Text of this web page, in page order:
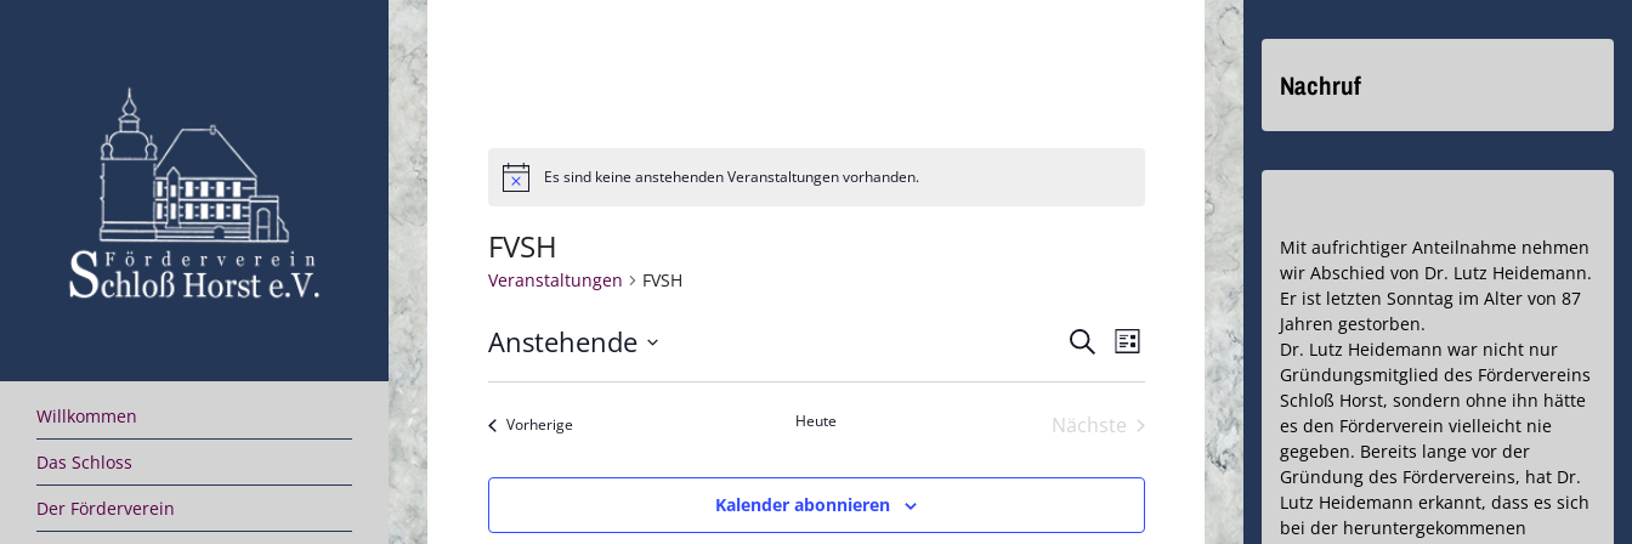
Willkommen
Das Schloss
Der Förderverein
HinweisEs sind keine anstehenden Veranstaltungen vorhanden.
FVSH
Veranstaltungen FVSH
Veranstaltungen
SucheVeranstaltung
Ansichten-
Navigation
Liste
Anstehende
Datum
VorherigeVeranstaltungen Heute
Nächste
Veranstaltungen
Kalender abonnieren
Nachruf
Mit aufrichtiger Anteilnahme nehmen
wir Abschied von Dr. Lutz Heidemann.
Er ist letzten Sonntag im Alter von 87
Jahren gestorben.
Dr. Lutz Heidemann war nicht nur
Gründungsmitglied des Fördervereins
Schloß Horst, sondern ohne ihn hätte
es den Förderverein vielleicht nie
gegeben. Bereits lange vor der
Gründung des Fördervereins, hat Dr.
Lutz Heidemann erkannt, dass es sich
bei der heruntergekommenen